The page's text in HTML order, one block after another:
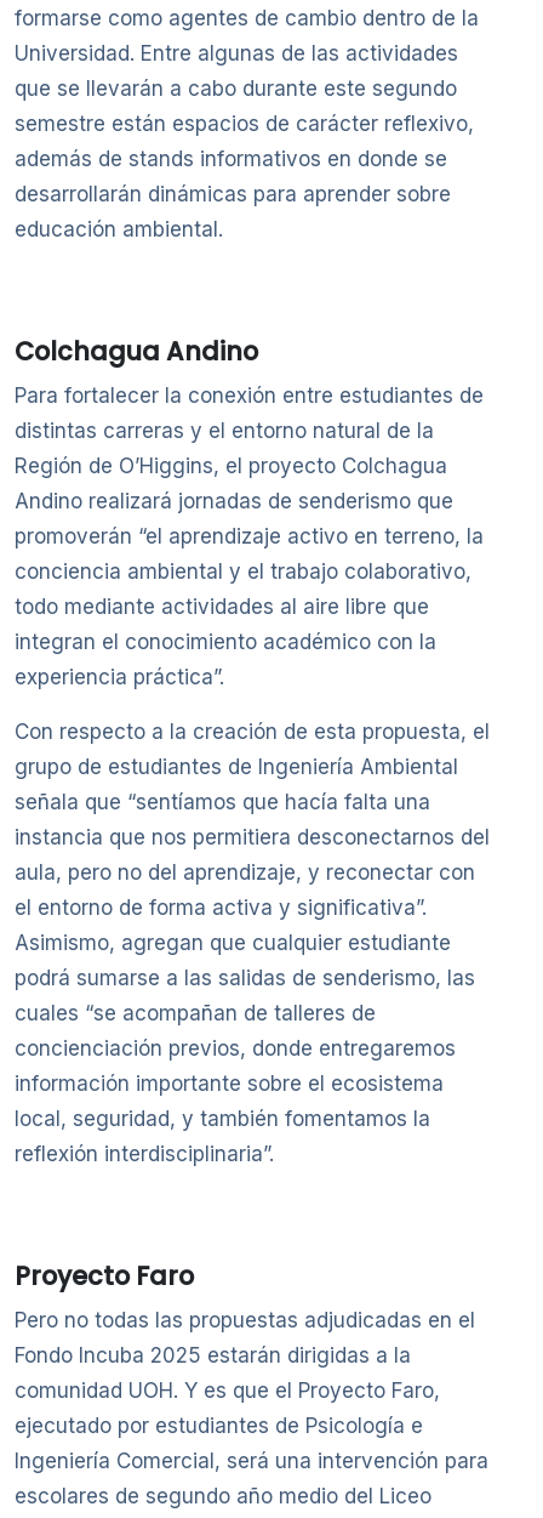
formarse como agentes de cambio dentro de la
Universidad. Entre algunas de las actividades
que se llevarán a cabo durante este segundo
semestre están espacios de carácter reflexivo,
además de stands informativos en donde se
desarrollarán dinámicas para aprender sobre
educación ambiental.
Colchagua Andino
Para fortalecer la conexión entre estudiantes de
distintas carreras y el entorno natural de la
Región de O’Higgins, el proyecto Colchagua
Andino realizará jornadas de senderismo que
promoverán “el aprendizaje activo en terreno, la
conciencia ambiental y el trabajo colaborativo,
todo mediante actividades al aire libre que
integran el conocimiento académico con la
experiencia práctica”.
Con respecto a la creación de esta propuesta, el
grupo de estudiantes de Ingeniería Ambiental
señala que “sentíamos que hacía falta una
instancia que nos permitiera desconectarnos del
aula, pero no del aprendizaje, y reconectar con
el entorno de forma activa y significativa”.
Asimismo, agregan que cualquier estudiante
podrá sumarse a las salidas de senderismo, las
cuales “se acompañan de talleres de
concienciación previos, donde entregaremos
información importante sobre el ecosistema
local, seguridad, y también fomentamos la
reflexión interdisciplinaria”.
Proyecto Faro
Pero no todas las propuestas adjudicadas en el
Fondo Incuba 2025 estarán dirigidas a la
comunidad UOH. Y es que el Proyecto Faro,
ejecutado por estudiantes de Psicología e
Ingeniería Comercial, será una intervención para
escolares de segundo año medio del Liceo